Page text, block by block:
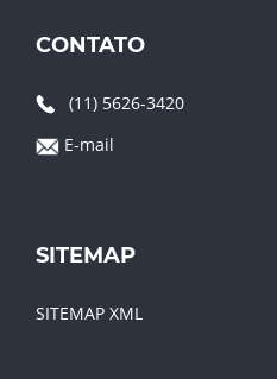
CONTATO
(11) 5626-3420
E-mail
SITEMAP
SITEMAP XML